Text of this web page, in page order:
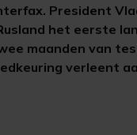
President
het eerste
maanden van
verleent